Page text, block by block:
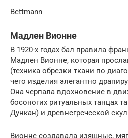
Bettmann
Мадлен Вионне
В 1920-х годах бал правила
Мадлен Вионне, которая
(техника обрезки ткани по
чего изделия элегантно
Она черпала вдохновение в
босоногих ритуальных танцах
Дункан) и древнегреческой
Вионне создавала изящные,